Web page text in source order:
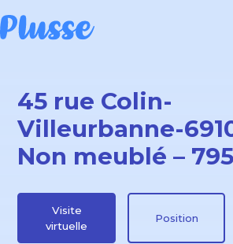
45 rue Colin-
Villeurbanne-
Non meublé –
Visite
virtuelle
Position